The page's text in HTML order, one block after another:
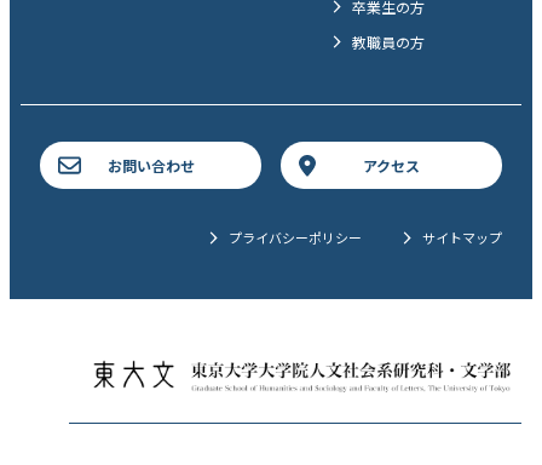
卒業生の方
教職員の方
お問い合わせ アクセス
プライバシーポリシー サイトマップ